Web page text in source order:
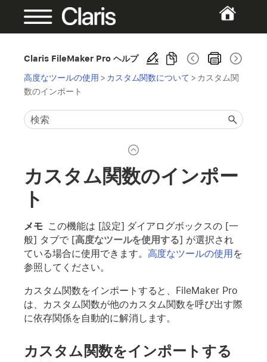
Claris FileMaker Pro ヘルプ
高度なツールの使用 > カスタム関数について > カスタム関
数のインポート
カスタム関数のインポー
ト
メモ この機能は [設定] ダイアログボックスの [一
般] タブで [高度なツールを使用する] が選択され
ている場合に使用できます。 高度なツールの使用を
参照してください。
カスタム関数をインポートすると、FileMaker Pro
は、カスタム関数が他のカスタム関数を呼び出す際
に依存関係を自動的に解消します。
カスタム関数をインポートする